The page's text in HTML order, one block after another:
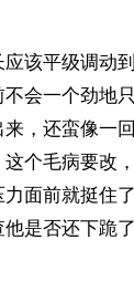
该平级调动
会一个劲地
，还蛮像一
个毛病要改
面前就挺住
是否还下跪